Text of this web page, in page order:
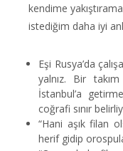
kendime
istediğim daha iyi
Eşi Rusya’da
yalnız. Bir
İstanbul’a
coğrafi sınır
“Hani aşık filan
herif gidip